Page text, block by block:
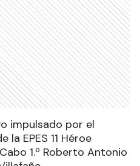
impulsado por el
EPES 11 Héroe
1.º Roberto Antonio